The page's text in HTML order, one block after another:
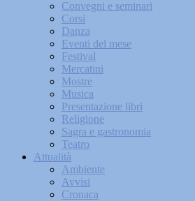
Convegni e seminari
Corsi
Danza
Eventi del mese
Festival
Mercatini
Mostre
Musica
Presentazione libri
Religione
Sagra e gastronomia
Teatro
Attualità
Ambiente
Avvisi
Cronaca